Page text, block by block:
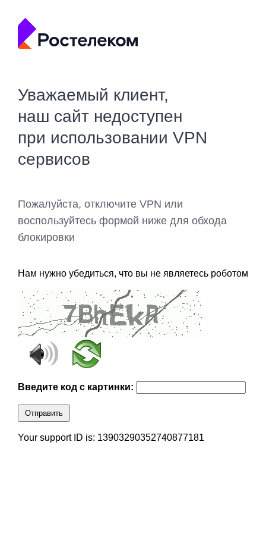
Уважаемый клиент,
наш сайт недоступен
при использовании VPN
сервисов
Пожалуйста, отключите VPN или
воспользуйтесь формой ниже для обхода
блокировки
Нам нужно убедиться, что вы не являетесь роботом
Введите код с картинки:
Отправить
Your support ID is: 13903290352740877181